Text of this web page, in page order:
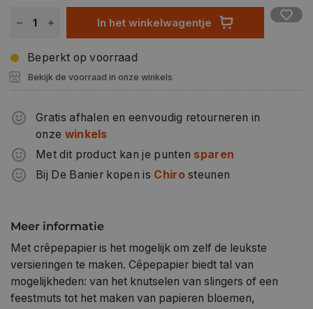
In het winkelwagentje
Beperkt op voorraad
Bekijk de voorraad in onze winkels
Gratis afhalen en eenvoudig retourneren in
onze winkels
Met dit product kan je punten sparen
Bij De Banier kopen is Chirosteunen
Meer informatie
Met crêpepapier is het mogelijk om zelf de leukste
versieringen te maken. Cêpepapier biedt tal van
mogelijkheden: van het knutselen van slingers of een
feestmuts tot het maken van papieren bloemen,